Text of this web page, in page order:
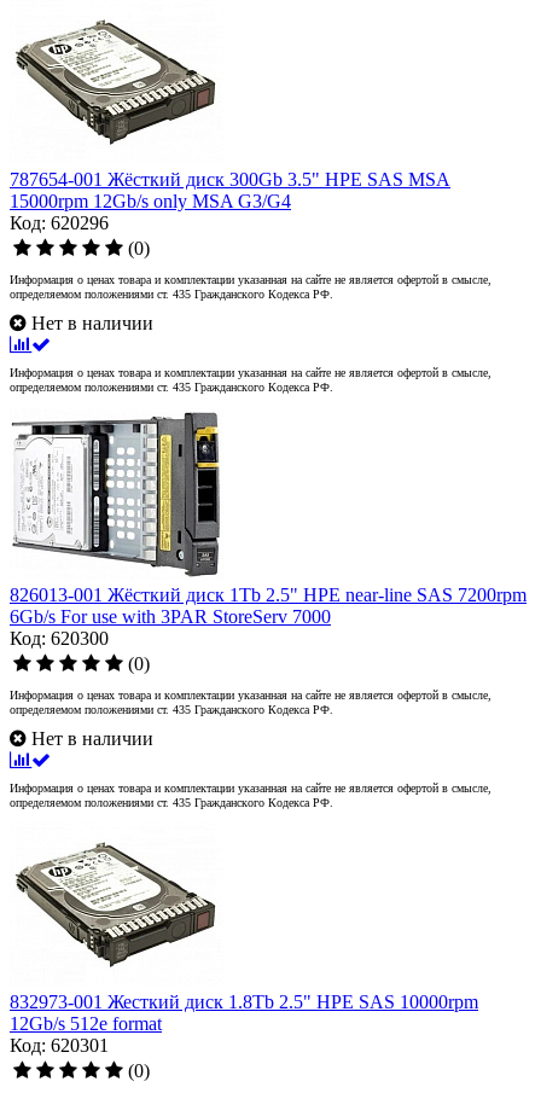
787654-001 Жёсткий диск 300Gb 3.5" HPE SAS MSA
15000rpm 12Gb/s only MSA G3/G4
Код: 620296
(0)
Информация о ценах товара и комплектации указанная на сайте не является офертой в смысле,
определяемом положениями ст. 435 Гражданского Кодекса РФ.
Нет в наличии
Информация о ценах товара и комплектации указанная на сайте не является офертой в смысле,
определяемом положениями ст. 435 Гражданского Кодекса РФ.
826013-001 Жёсткий диск 1Tb 2.5" HPE near-line SAS 7200rpm
6Gb/s For use with 3PAR StoreServ 7000
Код: 620300
(0)
Информация о ценах товара и комплектации указанная на сайте не является офертой в смысле,
определяемом положениями ст. 435 Гражданского Кодекса РФ.
Нет в наличии
Информация о ценах товара и комплектации указанная на сайте не является офертой в смысле,
определяемом положениями ст. 435 Гражданского Кодекса РФ.
832973-001 Жесткий диск 1.8Tb 2.5" HPE SAS 10000rpm
12Gb/s 512e format
Код: 620301
(0)